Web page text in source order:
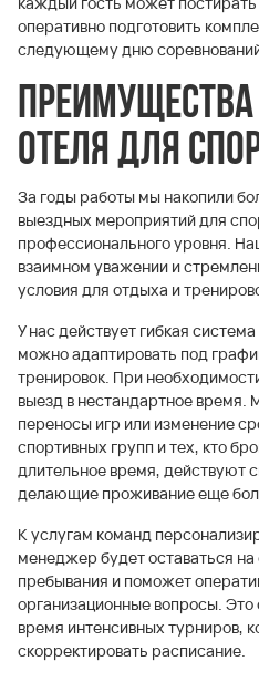
оперативно подготовить
следующему дню соревнований
отеля для
За годы работы мы накопили
выездных мероприятий для
профессионального уровня.
взаимном уважении и
условия для отдыха и
У нас действует гибкая
можно адаптировать под
тренировок. При
выезд в нестандартное
переносы игр или изменение
спортивных групп и тех, кто
длительное время, действуют
делающие проживание еще
К услугам команд
менеджер будет оставаться на
пребывания и поможет
организационные вопросы. Это
время интенсивных турниров,
скорректировать расписание.